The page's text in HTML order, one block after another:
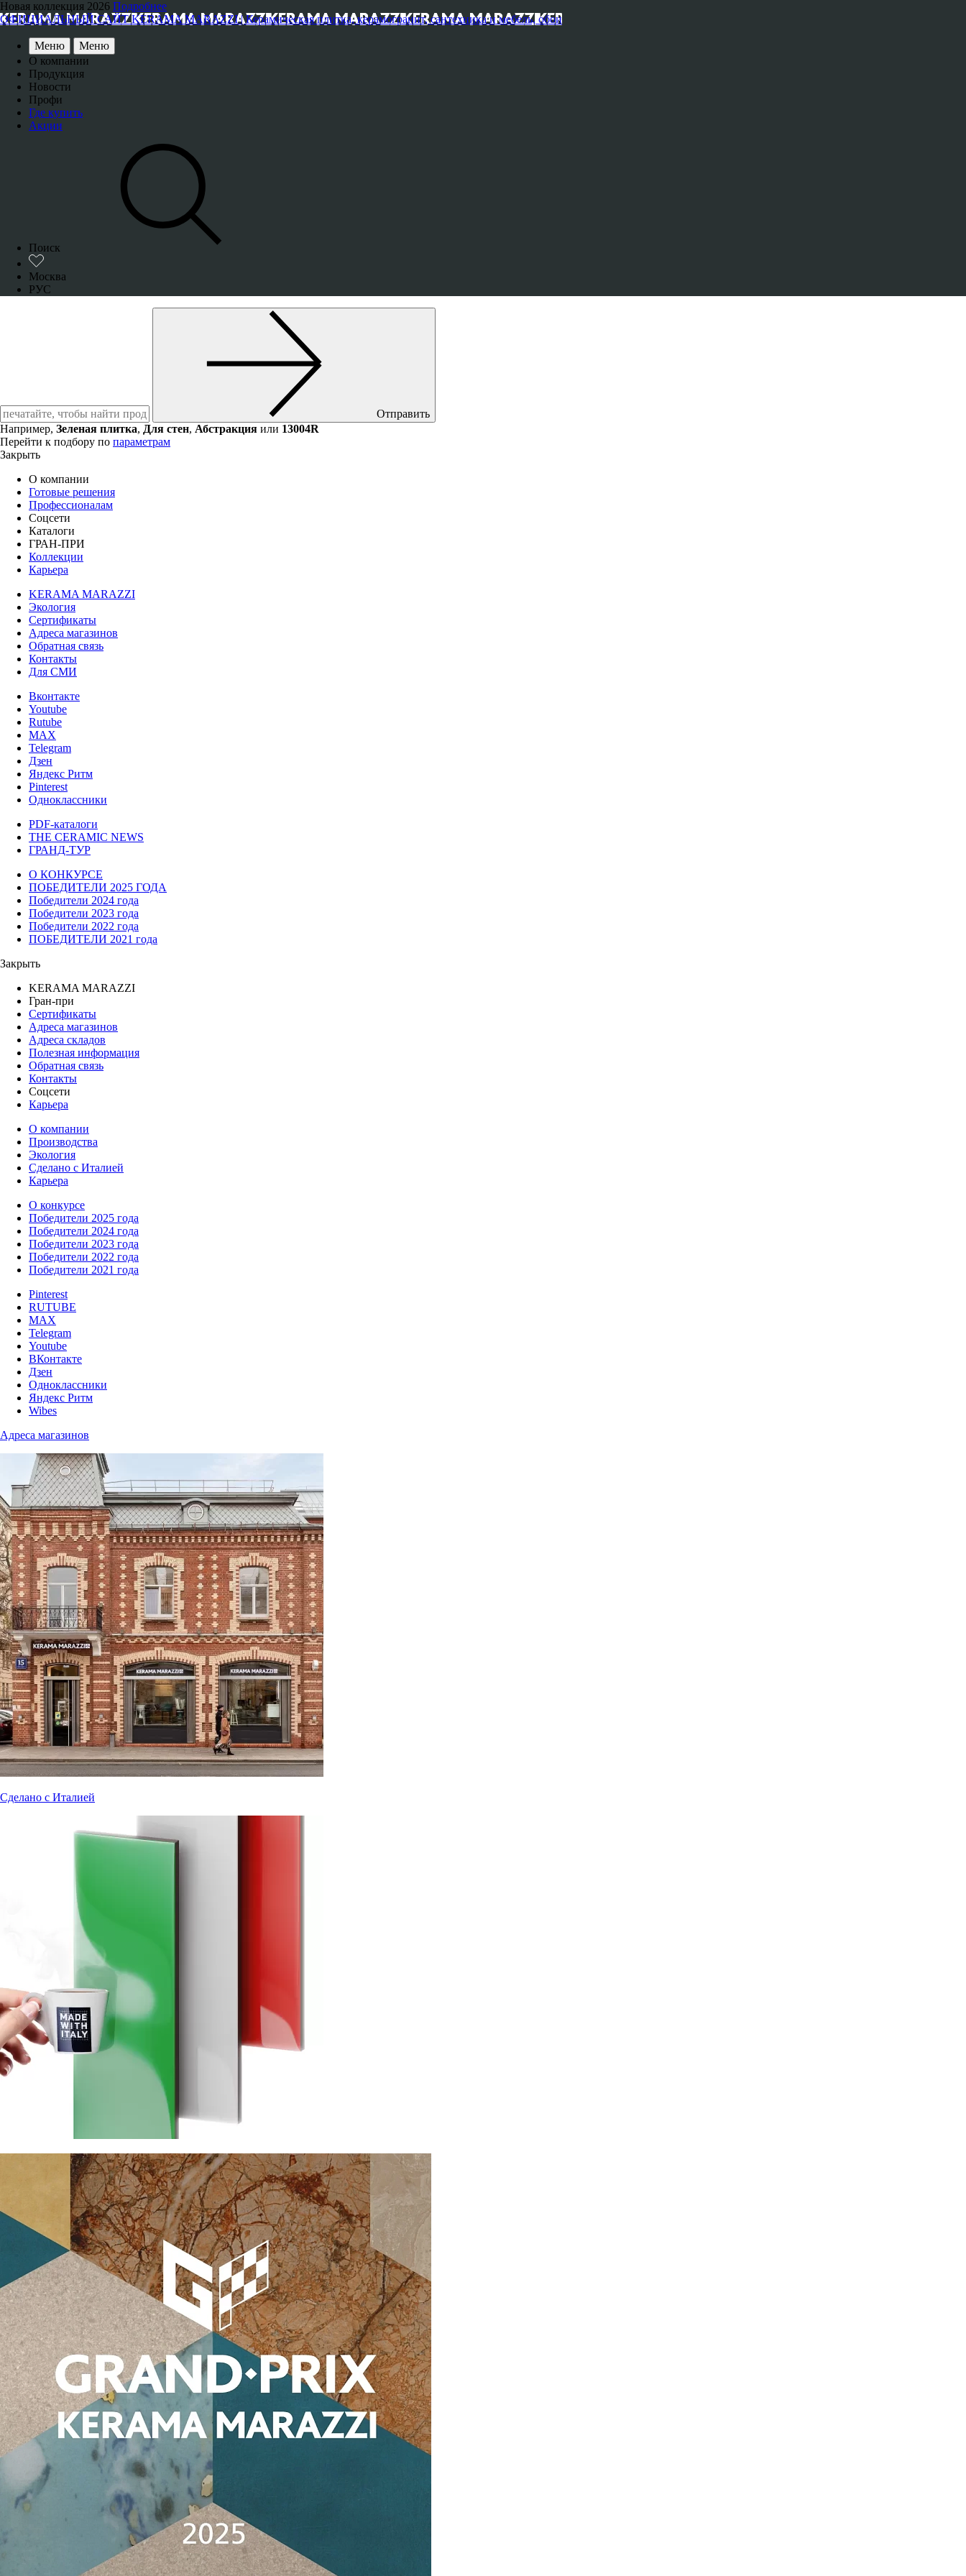
Новая коллекция 2026 Подробнее
ОФИЦИАЛЬНЫЙ САЙТ KERAMA MARAZZI | Керамическая плитка, керамогранит, сантехника и мебель, обои
Меню
Меню
О компании
Продукция
Новости
Профи
Где купить
Акции
Поиск
Москва
РУС
Отправить
Например, Зеленая плитка, Для стен, Абстракция или 13004R
Перейти к подбору по параметрам
Закрыть
О компании
Готовые решения
Профессионалам
Соцсети
Каталоги
ГРАН-ПРИ
Коллекции
Карьера
KERAMA MARAZZI
Экология
Сертификаты
Адреса магазинов
Обратная связь
Контакты
Для СМИ
Вконтакте
Youtube
Rutube
MAX
Telegram
Дзен
Яндекс Ритм
Pinterest
Одноклассники
PDF-каталоги
THE CERAMIC NEWS
ГРАНД-ТУР
О КОНКУРСЕ
ПОБЕДИТЕЛИ 2025 ГОДА
Победители 2024 года
Победители 2023 года
Победители 2022 года
ПОБЕДИТЕЛИ 2021 года
Закрыть
KERAMA MARAZZI
Гран-при
Сертификаты
Адреса магазинов
Адреса складов
Полезная информация
Обратная связь
Контакты
Соцсети
Карьера
О компании
Производства
Экология
Сделано с Италией
Карьера
О конкурсе
Победители 2025 года
Победители 2024 года
Победители 2023 года
Победители 2022 года
Победители 2021 года
Pinterest
RUTUBE
MAX
Telegram
Youtube
ВКонтакте
Дзен
Одноклассники
Яндекс Ритм
Wibes
Адреса магазинов
Сделано с Италией